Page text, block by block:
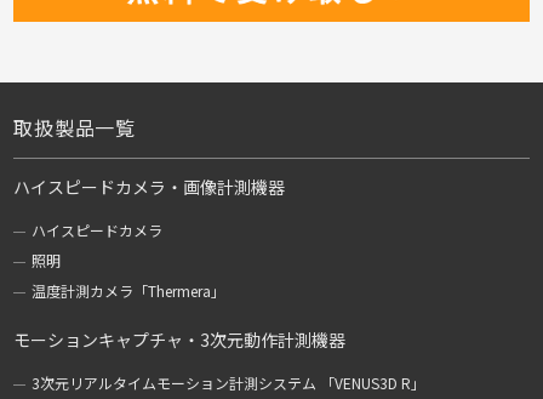
取扱製品一覧
ハイスピードカメラ・画像計測機器
ハイスピードカメラ
照明
温度計測カメラ「Thermera」
モーションキャプチャ・3次元動作計測機器
3次元リアルタイムモーション計測システム 「VENUS3D R」